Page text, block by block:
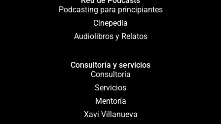
Podcasting para principiantes
Cinepedia
Audiolibros y Relatos
Consultoría y servicios
Consultoría
Servicios
Mentoría
Xavi Villanueva